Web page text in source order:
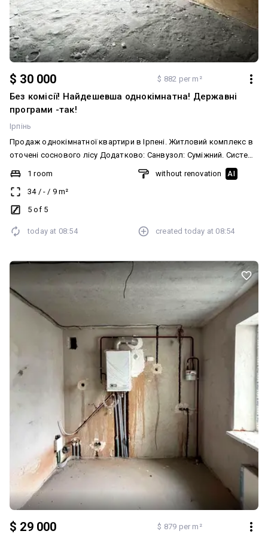
$ 30 000 $ 882 per m²
Без комісії! Найдешевша однокімнатна! Державні
програми -так!
Ірпінь
Продаж однокімнатної квартири в Ірпені. Житловий комплекс в
оточені соснового лісу Додатково: Санвузол: Суміжний. Система
опалення: Індивідуальне газове. Меблювання: Ні
1 room
34/ - / 9m²
5 of 5
without renovation AI
today at 08:54 created today at 08:54
$ 29 000 $ 879 per m²